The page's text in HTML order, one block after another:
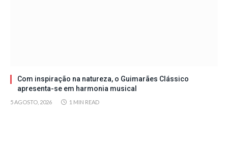
Com inspiração na natureza, o Guimarães Clássico
apresenta-se em harmonia musical
5 AGOSTO, 2026 1 MIN READ